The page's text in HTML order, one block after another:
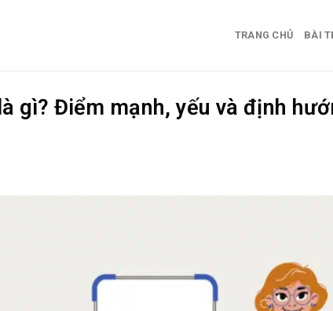
TRANG CHỦ BÀI
gì? Điểm mạnh, yếu và định